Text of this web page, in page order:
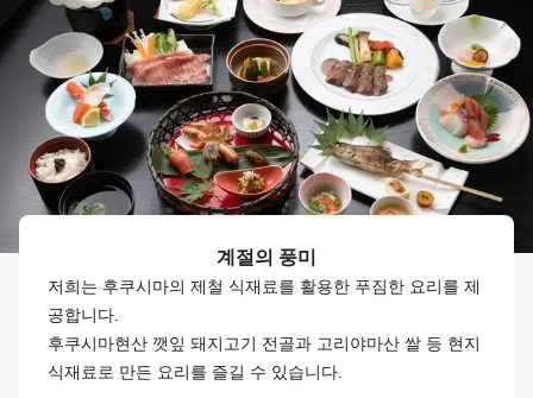
계절의 풍미
저희는 후쿠시마의 제철 식재료를 활용한 푸짐한 요리를 제
공합니다.
후쿠시마현산 깻잎 돼지고기 전골과 고리야마산 쌀 등 현지
식재료로 만든 요리를 즐길 수 있습니다.